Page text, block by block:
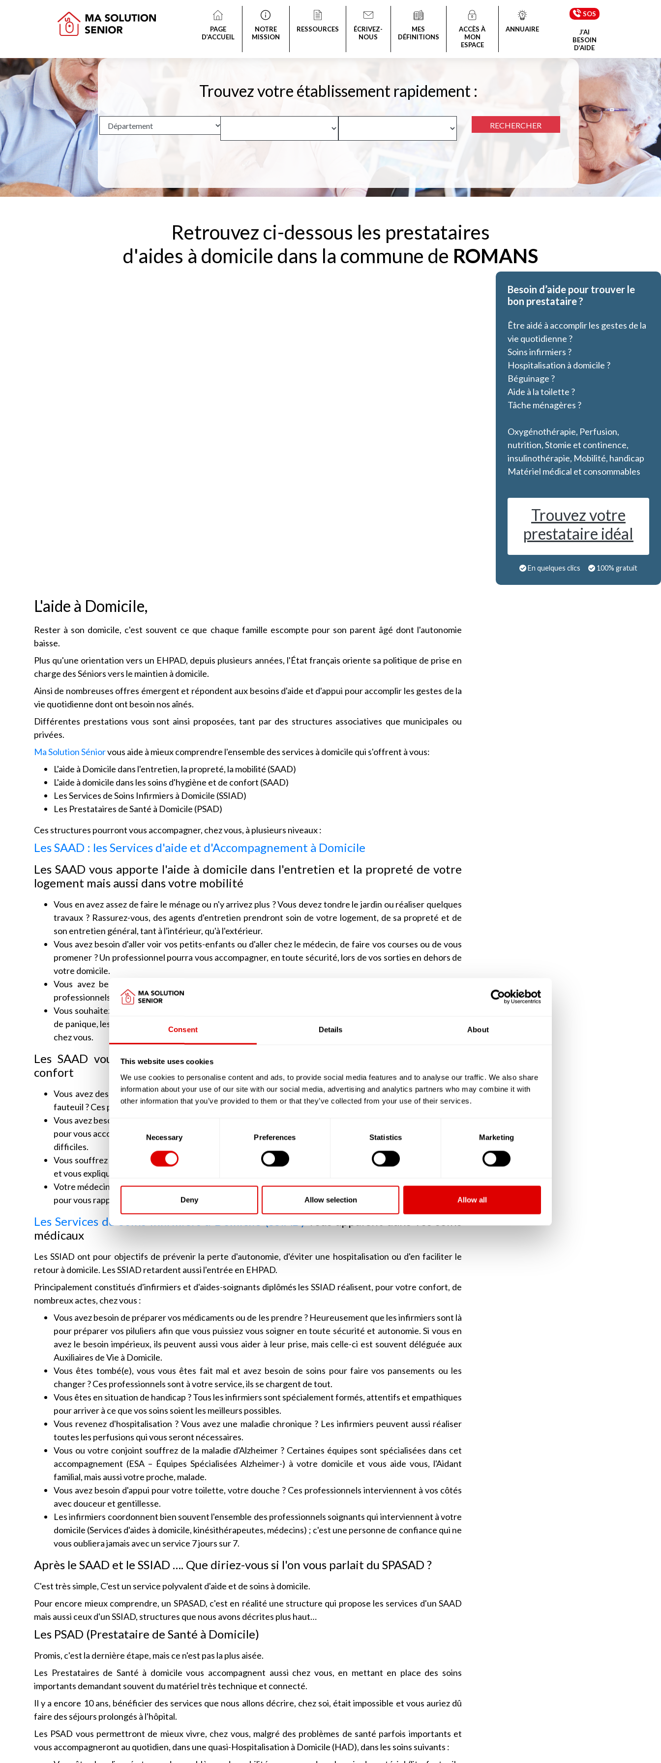
Consent Details About
This website uses cookies
We use cookies to personalise content and ads, to provide social media features and to analyse our traffic. We also share
information about your use of our site with our social media, advertising and analytics partners who may combine it with
other information that you’ve provided to them or that they’ve collected from your use of their services.
Consent
Selection
Necessary Preferences Statistics Marketing
Deny Allow selection Allow all
PAGE
D’ACCUEIL
NOTRE
MISSION
RESSOURCES
ÉCRIVEZ-
NOUS
MES
DÉFINITIONS
ACCÈS À
MON
ESPACE
ANNUAIRE
SOS
J’AI
BESOIN
D’AIDE
Trouvez votre établissement rapidement :
RECHERCHER
Retrouvez ci-dessous les prestataires
d'aides à domicile dans la commune de ROMANS
Besoin d’aide pour trouver le
bon prestataire ?
Être aidé à accomplir les gestes de la
vie quotidienne ?
Soins infirmiers ?
Hospitalisation à domicile ?
Béguinage ?
Aide à la toilette ?
Tâche ménagères ?
Oxygénothérapie, Perfusion,
nutrition, Stomie et continence,
insulinothérapie, Mobilité, handicap
Matériel médical et consommables
Trouvez votre
prestataire idéal
En quelques clics 100% gratuit
L'aide à Domicile,
Rester à son domicile, c'est souvent ce que chaque famille escompte pour son parent âgé dont l'autonomie
baisse.
Plus qu'une orientation vers un EHPAD, depuis plusieurs années, l'État français oriente sa politique de prise en
charge des Séniors vers le maintien à domicile.
Ainsi de nombreuses offres émergent et répondent aux besoins d'aide et d'appui pour accomplir les gestes de la
vie quotidienne dont ont besoin nos aînés.
Différentes prestations vous sont ainsi proposées, tant par des structures associatives que municipales ou
privées.
Ma Solution Séniorvous aide à mieux comprendre l'ensemble des services à domicile qui s'offrent à vous:
L'aide à Domicile dans l'entretien, la propreté, la mobilité (SAAD)
L'aide à domicile dans les soins d'hygiène et de confort (SAAD)
Les Services de Soins Infirmiers à Domicile (SSIAD)
Les Prestataires de Santé à Domicile (PSAD)
Ces structures pourront vous accompagner, chez vous, à plusieurs niveaux :
Les SAAD : les Services d'aide et d'Accompagnement à Domicile
Les SAAD vous apporte l'aide à domicile dans l'entretien et la propreté de votre
logement mais aussi dans votre mobilité
Vous en avez assez de faire le ménage ou n'y arrivez plus ? Vous devez tondre le jardin ou réaliser quelques
travaux ? Rassurez-vous, des agents d'entretien prendront soin de votre logement, de sa propreté et de
son entretien général, tant à l'intérieur, qu'à l'extérieur.
Vous avez besoin d'aller voir vos petits-enfants ou d'aller chez le médecin, de faire vos courses ou de vous
promener ? Un professionnel pourra vous accompagner, en toute sécurité, lors de vos sorties en dehors de
votre domicile.
Vous avez besoin d'être sécurisé à votre domicile, parce que vous avez peur de chuter ? Certains
professionnels offrent une prestation de téléassistance et de dispositifs anti-chutes.
Vous souhaitez que quelqu'un vous prépare vos repas ou fasse vos courses, voire vous aide à manger ? Pas
de panique, les structures d'aide à domicile ce chargent de tout ! Parfois elles vous livrent même des repas
chez vous.
Les SAAD vous accompagne aussi à domicile dans vos soins d'hygiène et de
confort
Vous avez des difficultés pour vous habiller ou vous reposer, à vous déplacer dans votre lit ou dans votre
fauteuil ? Ces professionnels sont là pour vous aider et vous mobiliser.
Vous avez besoin d'aide pour prendre votre douche ? Des Auxiliaires de Vie seront mises à votre disposition
pour vous accompagner à accomplir les gestes de la vie quotidienne, essentiels, mais qui deviennent parfois
difficiles.
Vous souffrez de troubles de la continence ? Des personnels formés vous appuieront lors de votre toilette
et vous expliqueront comment faire bon usage de l'ensemble des dispositifs d'appui.
Votre médecin vous a prescrit des médicaments, vous ne vous y retrouvez plus ? Des professionnels sont là
pour vous rappeler vos prises médicamenteuses et bien les vérifier.
Les Services de Soins Infirmiers à Domicile (SSIAD)
médicaux
Les SSIAD ont pour objectifs de prévenir la perte d'autonomie, d'éviter une hospitalisation ou d'en faciliter le
retour à domicile. Les SSIAD retardent aussi l'entrée en EHPAD.
Principalement constitués d'infirmiers et d'aides-soignants diplômés les SSIAD réalisent, pour votre confort, de
nombreux actes, chez vous :
Vous avez besoin de préparer vos médicaments ou de les prendre ? Heureusement que les infirmiers sont là
pour préparer vos piluliers afin que vous puissiez vous soigner en toute sécurité et autonomie. Si vous en
avez le besoin impérieux, ils peuvent aussi vous aider à leur prise, mais celle-ci est souvent déléguée aux
Auxiliaires de Vie à Domicile.
Vous êtes tombé(e), vous vous êtes fait mal et avez besoin de soins pour faire vos pansements ou les
changer ? Ces professionnels sont à votre service, ils se chargent de tout.
Vous êtes en situation de handicap ? Tous les infirmiers sont spécialement formés, attentifs et empathiques
pour arriver à ce que vos soins soient les meilleurs possibles.
Vous revenez d'hospitalisation ? Vous avez une maladie chronique ? Les infirmiers peuvent aussi réaliser
toutes les perfusions qui vous seront nécessaires.
Vous ou votre conjoint souffrez de la maladie d'Alzheimer ? Certaines équipes sont spécialisées dans cet
accompagnement (ESA – Équipes Spécialisées Alzheimer-) à votre domicile et vous aide vous, l'Aidant
familial, mais aussi votre proche, malade.
Vous avez besoin d'appui pour votre toilette, votre douche ? Ces professionnels interviennent à vos côtés
avec douceur et gentillesse.
Les infirmiers coordonnent bien souvent l'ensemble des professionnels soignants qui interviennent à votre
domicile (Services d'aides à domicile, kinésithérapeutes, médecins) ; c'est une personne de confiance qui ne
vous oubliera jamais avec un service 7 jours sur 7.
Après le SAAD et le SSIAD …. Que diriez-vous si l'on vous parlait du SPASAD ?
C'est très simple, C'est un service polyvalent d'aide et de soins à domicile.
Pour encore mieux comprendre, un SPASAD, c'est en réalité une structure qui propose les services d'un SAAD
mais aussi ceux d'un SSIAD, structures que nous avons décrites plus haut…
Les PSAD (Prestataire de Santé à Domicile)
Promis, c'est la dernière étape, mais ce n'est pas la plus aisée.
Les Prestataires de Santé à domicile vous accompagnent aussi chez vous, en mettant en place des soins
importants demandant souvent du matériel très technique et connecté.
Il y a encore 10 ans, bénéficier des services que nous allons décrire, chez soi, était impossible et vous auriez dû
faire des séjours prolongés à l'hôpital.
Les PSAD vous permettront de mieux vivre, chez vous, malgré des problèmes de santé parfois importants et
vous accompagneront au quotidien, dans une quasi-Hospitalisation à Domicile (HAD), dans les soins suivants :